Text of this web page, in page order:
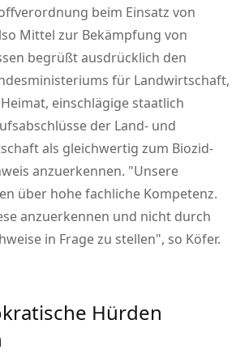
beim Einsatz von
Mittel zur Bekämpfung von
begrüßt ausdrücklich den
für Landwirtschaft,
einschlägige staatlich
der Land- und
als gleichwertig zum Biozid-
anzuerkennen. Unsere
über hohe fachliche Kompetenz.
anzuerkennen und nicht durch
in Frage zu stellen , so Köfer.
Hürden